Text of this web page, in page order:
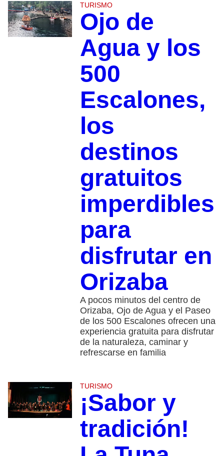
TURISMO
Ojo de
Agua y los
500
Escalones,
los
destinos
gratuitos
imperdibles
para
disfrutar en
Orizaba
A pocos minutos del centro de
Orizaba, Ojo de Agua y el Paseo
de los 500 Escalones ofrecen una
experiencia gratuita para disfrutar
de la naturaleza, caminar y
refrescarse en familia
TURISMO
¡Sabor y
tradición!